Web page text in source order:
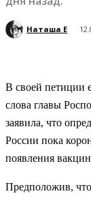
Наташа Е
В своей петиции
слова главы
заявила, что
России пока
появления
Предположив,